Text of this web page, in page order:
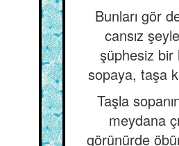
Bunları gör
cansız
şüphesiz bir
sopaya, taşa
Taşla
meydana
görünürde